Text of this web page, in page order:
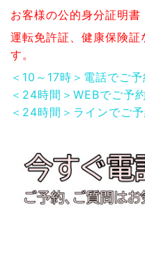
お客様の公的身分証明書
運転免許証、健康保険証
す。
＜10～17時＞電話でご
＜24時間＞WEBでご予
＜24時間＞ラインでご